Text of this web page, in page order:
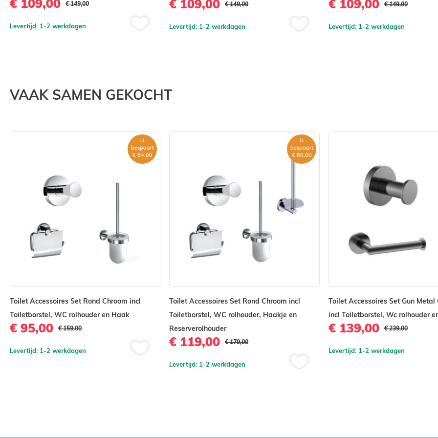
€ 149,00
Levertijd: 1-2 werkdagen
€ 109,00 € 149,00
Levertijd: 1-2 werkdagen
€ 109,00 € 149,00
Levertijd: 1-2 werkdagen
VAAK SAMEN GEKOCHT
Toilet Accessoires Set Rond Chroom incl
Toiletborstel, WC rolhouder en Haak
U
bespaart
€ 64,00
€ 95,00 € 159,00
Levertijd: 1-2 werkdagen
Toilet Accessoires Set Rond Chroom incl
Toiletborstel, WC rolhouder, Haakje en
Reserverolhouder
U
bespaart
€ 60,00
€ 119,00 € 179,00
Levertijd: 1-2 werkdagen
Toilet Accessoires Set Gun Metal
incl Toiletborstel, Wc rolhouder
€ 139,00 € 239,00
Levertijd: 1-2 werkdagen